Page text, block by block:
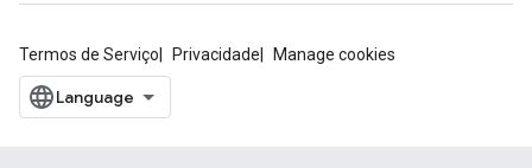
Termos de Serviço Privacidade Manage cookies